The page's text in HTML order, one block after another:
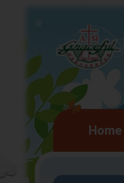
Home